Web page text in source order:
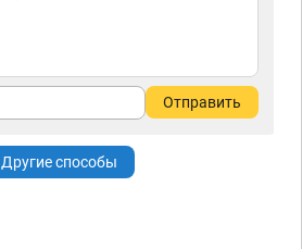
Отправить
Другие способы